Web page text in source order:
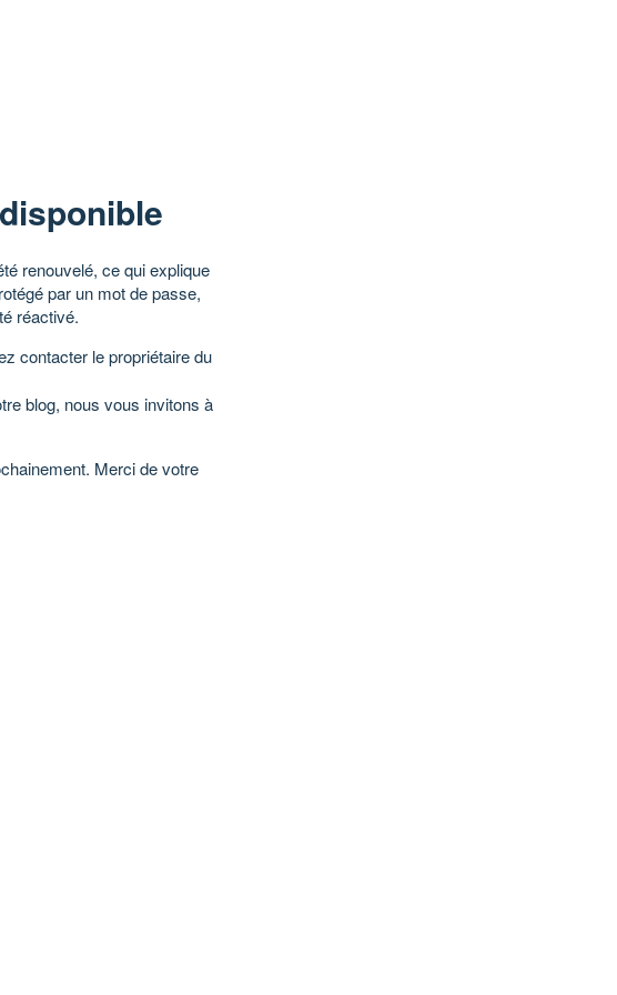
renouvelé, ce qui explique
par un mot de passe,
réactivé.
contacter le propriétaire du
blog, nous vous invitons à
Merci de votre